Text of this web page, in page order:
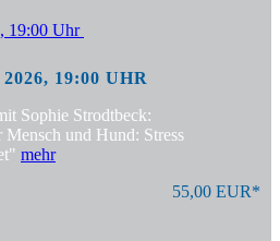
19:00 UHR
Sophie Strodtbeck:
Mensch und Hund: Stress
mehr
55,00 EUR*